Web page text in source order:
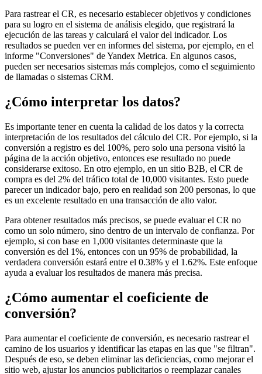
Para rastrear el CR, es necesario establecer objetivos y condiciones
para su logro en el sistema de análisis elegido, que registrará la
ejecución de las tareas y calculará el valor del indicador. Los
resultados se pueden ver en informes del sistema, por ejemplo, en el
informe "Conversiones" de Yandex Metrica. En algunos casos,
pueden ser necesarios sistemas más complejos, como el seguimiento
de llamadas o sistemas CRM.
¿Cómo interpretar los datos?
Es importante tener en cuenta la calidad de los datos y la correcta
interpretación de los resultados del cálculo del CR. Por ejemplo, si la
conversión a registro es del 100%, pero solo una persona visitó la
página de la acción objetivo, entonces ese resultado no puede
considerarse exitoso. En otro ejemplo, en un sitio B2B, el CR de
compra es del 2% del tráfico total de 10,000 visitantes. Esto puede
parecer un indicador bajo, pero en realidad son 200 personas, lo que
es un excelente resultado en una transacción de alto valor.
Para obtener resultados más precisos, se puede evaluar el CR no
como un solo número, sino dentro de un intervalo de confianza. Por
ejemplo, si con base en 1,000 visitantes determinaste que la
conversión es del 1%, entonces con un 95% de probabilidad, la
verdadera conversión estará entre el 0.38% y el 1.62%. Este enfoque
ayuda a evaluar los resultados de manera más precisa.
¿Cómo aumentar el coeficiente de
conversión?
Para aumentar el coeficiente de conversión, es necesario rastrear el
camino de los usuarios y identificar las etapas en las que "se filtran".
Después de eso, se deben eliminar las deficiencias, como mejorar el
sitio web, ajustar los anuncios publicitarios o reemplazar canales